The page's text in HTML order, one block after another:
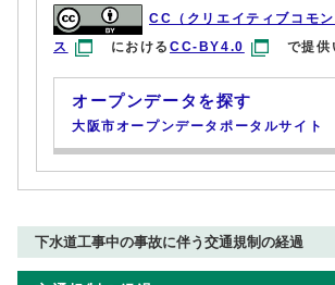
CC（クリエイティブコモ
ス
におけるCC-BY4.0 で提供
オープンデータを探す
大阪市オープンデータポータルサイト
下水道工事中の事故に伴う交通規制の経過